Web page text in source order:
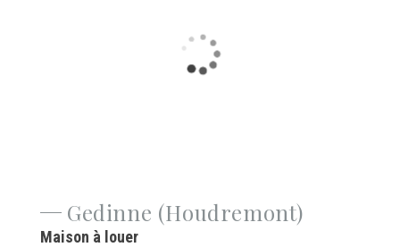
Gedinne (Houdremont)
Maison à louer